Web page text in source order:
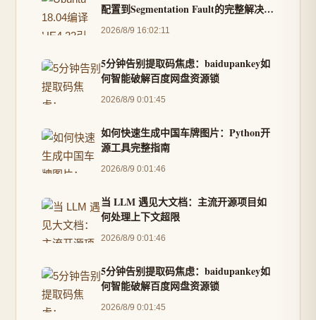
配置到Segmentation Fault的完整解决方
案
2026/8/9 16:02:11
5分钟告别提取码焦虑：baidupankey如
何智能破解百度网盘资源锁
2026/8/9 0:01:45
如何快速生成中国车牌图片：Python开
源工具完整指南
2026/8/9 0:01:46
当 LLM 遇见大文档：主流开源项目如
何处理上下文超限
2026/8/9 0:01:46
5分钟告别提取码焦虑：baidupankey如
何智能破解百度网盘资源锁
2026/8/9 0:01:45